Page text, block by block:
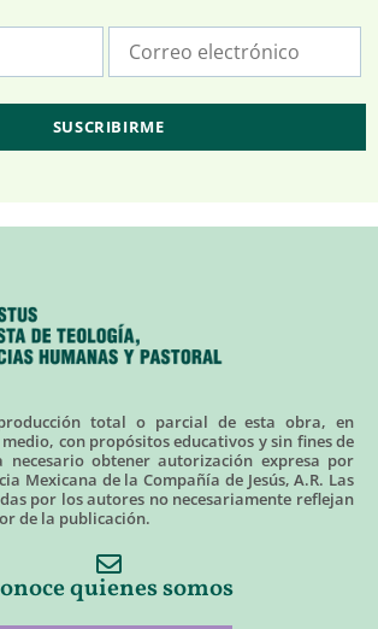
total o parcial de esta obra, en
con propósitos educativos y sin fines de
necesario obtener autorización expresa por
Mexicana de la Compañía de Jesús, A.R. Las
por los autores no necesariamente reflejan
de la publicación.
quienes somos